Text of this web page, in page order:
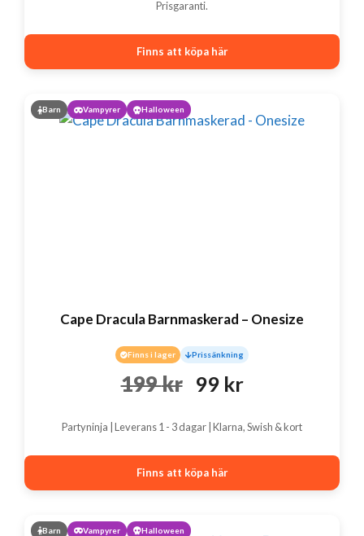
priset
var:
39 kr.
är:
19 kr.
Prisgaranti.
Finns att köpa här
Barn Vampyrer Halloween
Cape Dracula Barnmaskerad – Onesize
Finns i lager Prissänkning
199kr Det
var:
99 krDet
Partyninja | Leverans 1 - 3 dagar | Klarna, Swish & kort
Finns att köpa här
Barn Vampyrer Halloween